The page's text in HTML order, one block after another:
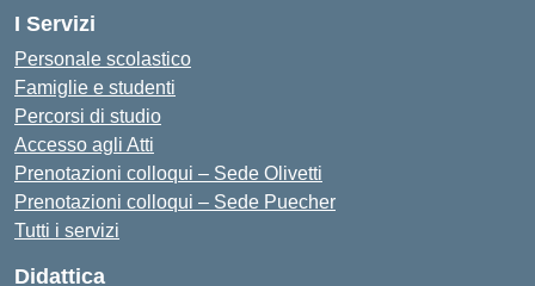
I Servizi
Personale scolastico
Famiglie e studenti
Percorsi di studio
Accesso agli Atti
Prenotazioni colloqui – Sede Olivetti
Prenotazioni colloqui – Sede Puecher
Tutti i servizi
Didattica